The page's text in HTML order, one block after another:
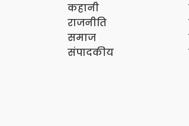
कहानी
राजनीति
समाज
संपादकीय